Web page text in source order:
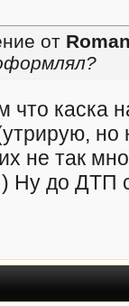
от
что каска
но
не так
) Ну до ДТП